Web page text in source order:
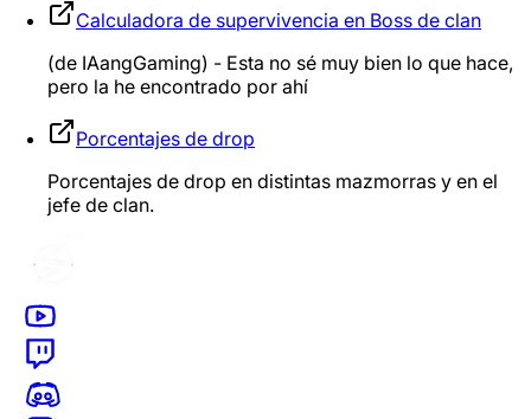
Calculadora de supervivencia en Boss de clan
(de IAangGaming) - Esta no sé muy bien lo que hace,
pero la he encontrado por ahí
Porcentajes de drop
Porcentajes de drop en distintas mazmorras y en el
jefe de clan.